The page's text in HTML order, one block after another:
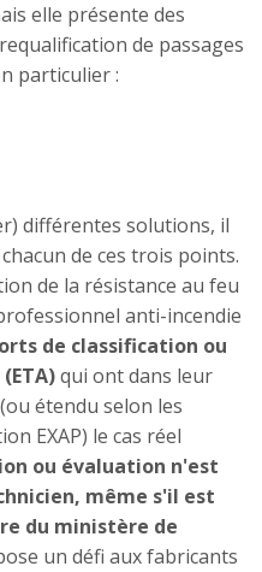
elle présente des
de passages
particulier :
différentes solutions, il
de ces trois points.
de la résistance au feu
anti-incendie
de classification ou
qui ont dans leur
étendu selon les
EXAP) le cas réel
ou évaluation n'est
même s'il est
du ministère de
un défi aux fabricants